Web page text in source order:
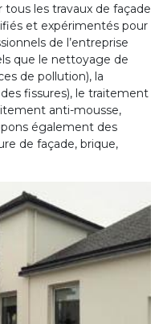
les travaux de façade
et expérimentés pour
de l’entreprise
que le nettoyage de
de pollution), la
fissures), le traitement
anti-mousse,
également des
de façade, brique,